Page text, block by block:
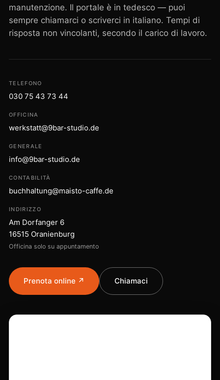
manutenzione. Il portale è in tedesco — puoi
sempre chiamarci o scriverci in italiano. Tempi di
risposta non vincolanti, secondo il carico di lavoro.
TELEFONO
030 75 43 73 44
OFFICINA
werkstatt@9bar-studio.de
GENERALE
info@9bar-studio.de
CONTABILITÀ
buchhaltung@maisto-caffe.de
INDIRIZZO
Am Dorfanger 6
16515 Oranienburg
Officina solo su appuntamento
Prenota online ↗ Chiamaci